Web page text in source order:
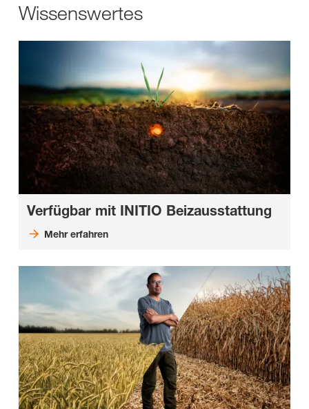
Wissenswertes
Verfügbar mit INITIO Beizausstattung
Mehr erfahren